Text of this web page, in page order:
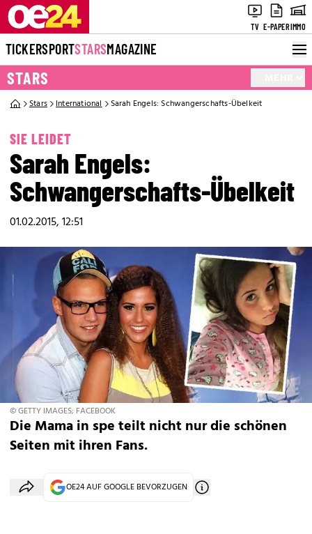
TV E-PAPERIMMO
TICKERSPORTSTARSMAGAZINE
STARS
Stars International Sarah Engels: Schwangerschafts-Übelkeit
SIE LEIDET
Sarah Engels:
Schwangerschafts-Übelkeit
01.02.2015, 12:51
© GETTY IMAGES; FACEBOOK
Die Mama in spe teilt nicht nur die schönen
Seiten mit ihren Fans.
OE24 AUF GOOGLE BEVORZUGEN